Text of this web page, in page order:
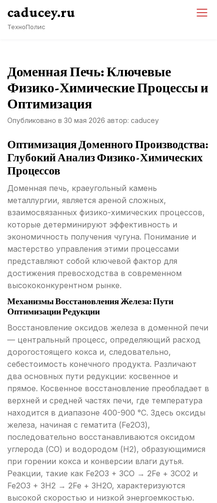
Перейти
содержимому
caducey.ru
ТехноПолис
Доменная Печь: Ключевые
Физико-Химические Процессы и
Оптимизация
Опубликовано в 30 мая 2026 автор: caducey
Оптимизация Доменного Производства:
Глубокий Анализ Физико-Химических
Процессов
Доменная печь, краеугольный камень
металлургии, является ареной сложных,
взаимосвязанных физико-химических процессов,
которые детерминируют эффективность и
экономичность получения чугуна. Понимание и
мастерство управления этими процессами
представляют собой ключевой фактор для
достижения превосходства в современном
высококонкурентном рынке.
Механизмы Восстановления Железа: Пути
Оптимизации Редукции
Восстановление оксидов железа в доменной печи
— центральный процесс, определяющий расход
дорогостоящего кокса и, следовательно,
себестоимость конечного продукта. Различают
два основных пути редукции: косвенное и
прямое. Косвенное восстановление преобладает в
верхней и средней частях печи, где температура
находится в диапазоне 400-900 °C. Здесь оксиды
железа, начиная с гематита (Fe2O3),
последовательно восстанавливаются оксидом
углерода (CO) и водородом (H2), образующимися
при горении кокса и конверсии влаги дутья.
Реакции, такие как Fe2O3 + 3CO → 2Fe + 3CO2 и
Fe2O3 + 3H2 → 2Fe + 3H2O, характеризуются
высокой скоростью и низкой энергоемкостью.